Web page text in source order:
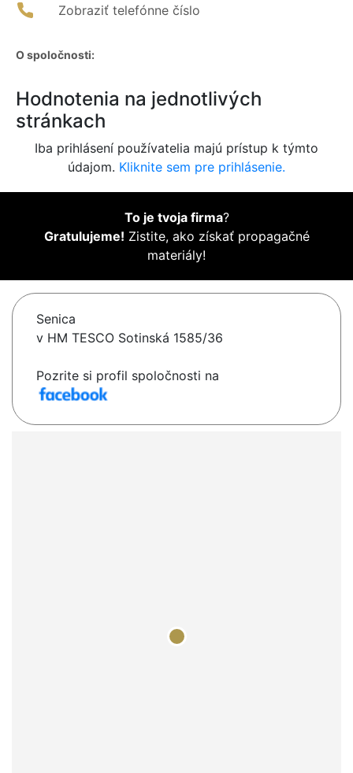
Zobraziť telefónne číslo
O spoločnosti:
Hodnotenia na jednotlivých
stránkach
Iba prihlásení používatelia majú prístup k týmto
údajom. Kliknite sem pre prihlásenie.
To je tvoja firma?
Gratulujeme! Zistite, ako získať propagačné
materiály!
Senica
v HM TESCO Sotinská 1585/36
Pozrite si profil spoločnosti na